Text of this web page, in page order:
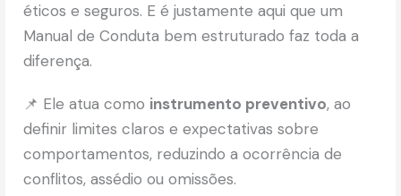
éticos e seguros. E é justamente aqui que um
Manual de Conduta bem estruturado faz toda a
diferença.
📌 Ele atua como instrumento preventivo, ao
definir limites claros e expectativas sobre
comportamentos, reduzindo a ocorrência de
conflitos, assédio ou omissões.